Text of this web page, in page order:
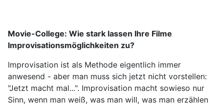
Movie-College: Wie stark lassen Ihre Filme
Improvisationsmöglichkeiten zu?
Improvisation ist als Methode eigentlich immer
anwesend - aber man muss sich jetzt nicht vorstellen:
"Jetzt macht mal...". Improvisation macht sowieso nur
Sinn, wenn man weiß, was man will, was man erzählen